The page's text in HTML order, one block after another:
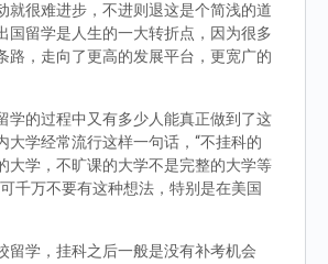
就很难进步，不进则退这是个简浅的道
国留学是人生的一大转折点，因为很多
路，走向了更高的发展平台，更宽广的
学的过程中又有多少人能真正做到了这
大学经常流行这样一句话，“不挂科的
大学，不旷课的大学不是完整的大学等
千万不要有这种想法，特别是在美国
留学，挂科之后一般是没有补考机会